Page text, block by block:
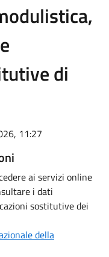
di
11:27
ai servizi online
i dati
sostitutive dei
della